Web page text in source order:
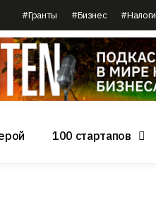
#Гранты #Бизнес #Налоги
100 стартапов